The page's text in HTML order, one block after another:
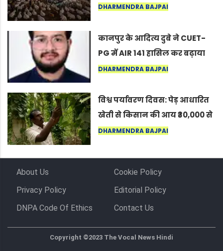
नागपुर में दिखा ऐसा नज़ारा कि
कर सकते हैं”
DHARMENDRA BAJPAI
कानपुर के आदित्य दुबे ने CUET-
PG में AIR 141 हासिल कर बढ़ाया
शहर का मान
DHARMENDRA BAJPAI
विश्व पर्यावरण दिवस: पेड़ आधारित
खेती से किसान की आय ₹30,000 से
बढ़कर ₹3 लाख प्रति एकड़ हुई
DHARMENDRA BAJPAI
About Us
Cookie Policy
Privacy Policy
Editorial Policy
DNPA Code Of Ethics
Contact Us
Copyright ©2023 The Vocal News Hindi